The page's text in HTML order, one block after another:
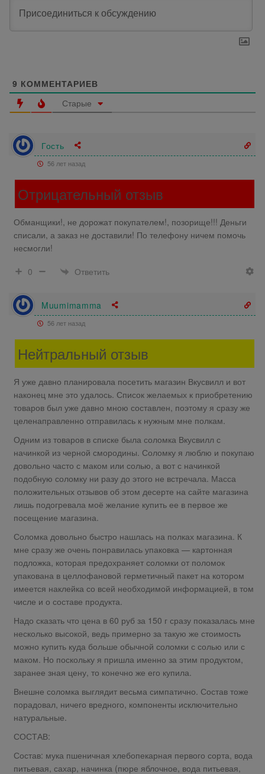
9 КОММЕНТАРИЕВ
Старые
Гость
56 лет назад
Отрицательный отзыв
Обманщики!, не дорожат покупателем!, позорище!!! Деньги
списали, а заказ не доставили! По телефону ничем помочь
несмогли!
0
Ответить
Muumimamma
56 лет назад
Нейтральный отзыв
Я уже давно планировала посетить магазин Вкусвилл и вот
наконец мне это удалось. Список желаемых к приобретению
товаров был уже давно мною составлен, поэтому я сразу же
целенаправленно отправилась к нужным мне полкам.
Одним из товаров в списке была соломка Вкусвилл с
начинкой из черной смородины. Соломку я люблю и покупаю
довольно часто с маком или солью, а вот с начинкой
подобную соломку ни разу до этого не встречала. Масса
положительных отзывов об этом десерте на сайте магазина
лишь подогревала моё желание купить ее в первое же
посещение магазина.
Соломка довольно быстро нашлась на полках магазина. К
мне сразу же очень понравилась упаковка — картонная
подложка, которая предохраняет соломки от поломок
упакована в целлофановой герметичный пакет на котором
имеется наклейка со всей необходимой информацией, в том
числе и о составе продукта.
Надо сказать что цена в 60 руб за 150 г сразу показалась мне
несколько высокой, ведь примерно за такую же стоимость
можно купить куда больше обычной соломки с солью или с
маком. Но поскольку я пришла именно за этим продуктом,
заранее зная цену, то конечно же его купила.
Внешне соломка выглядит весьма симпатично. Состав тоже
порадовал, ничего вредного, компоненты исключительно
натуральные.
СОСТАВ:
Состав: мука пшеничная хлебопекарная первого сорта, вода
питьевая, сахар, начинка (пюре яблочное, вода питьевая,